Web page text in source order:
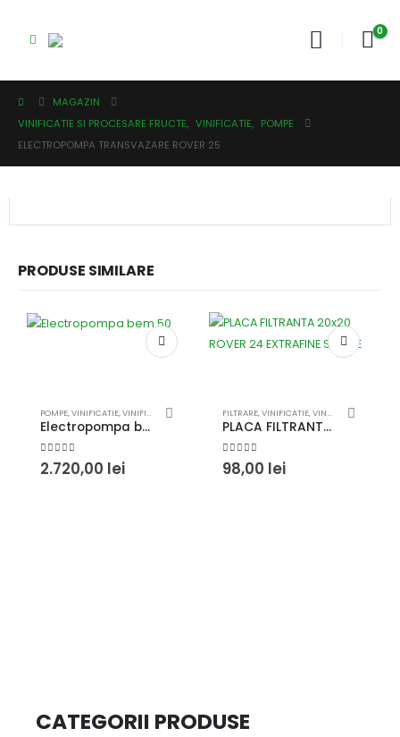
0
MAGAZIN
VINIFICATIE SI PROCESARE FRUCTE, VINIFICATIE, POMPE
ELECTROPOMPA TRANSVAZARE ROVER 25
PRODUSE SIMILARE
POMPE,VINIFICATIE,VINIFICATIE SI PROCESARE FRUCTE
Electropompa bem 50
0out of 5
2.720,00 lei
FILTRARE,VINIFICATIE,VINIFICATIE SI PROCESARE FRUCTE
PLACA FILTRANTA 20×20 ROVER 24 EXTRAFINE STERILE
0out of 5
98,00 lei
CATEGORII PRODUSE